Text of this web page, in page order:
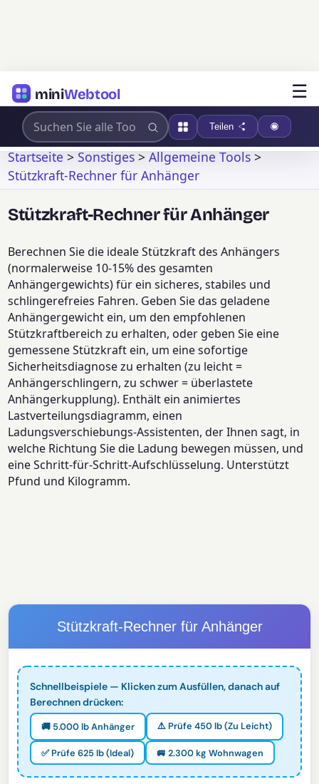
miniWebtool ☰
Teilen
Startseite>Sonstiges>Allgemeine Tools>
Stützkraft-Rechner für Anhänger
Stützkraft-Rechner für Anhänger
Berechnen Sie die ideale Stützkraft des Anhängers
(normalerweise 10-15% des gesamten
Anhängergewichts) für ein sicheres, stabiles und
schlingerefreies Fahren. Geben Sie das geladene
Anhängergewicht ein, um den empfohlenen
Stützkraftbereich zu erhalten, oder geben Sie eine
gemessene Stützkraft ein, um eine sofortige
Sicherheitsdiagnose zu erhalten (zu leicht =
Anhängerschlingern, zu schwer = überlastete
Anhängerkupplung). Enthält ein animiertes
Lastverteilungsdiagramm, einen
Ladungsverschiebungs-Assistenten, der Ihnen sagt, in
welche Richtung Sie die Ladung bewegen müssen, und
eine Schritt-für-Schritt-Aufschlüsselung. Unterstützt
Pfund und Kilogramm.
Stützkraft-Rechner für Anhänger
Schnellbeispiele — Klicken zum Ausfüllen, danach auf
Berechnen drücken:
🚚 5.000 lb Anhänger ⚠️ Prüfe 450 lb (Zu Leicht)
✅ Prüfe 625 lb (Ideal) 🚐 2.300 kg Wohnwagen